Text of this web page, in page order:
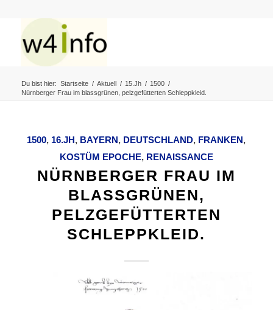
Du bist hier: Startseite / Aktuell / 15.Jh / 1500 /
Nürnberger Frau im blassgrünen, pelzgefütterten Schleppkleid.
1500, 16.JH, BAYERN, DEUTSCHLAND, FRANKEN,
KOSTÜM EPOCHE, RENAISSANCE
NÜRNBERGER FRAU IM
BLASSGRÜNEN,
PELZGEFÜTTERTEN
SCHLEPPKLEID.